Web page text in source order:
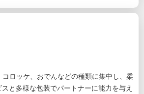
ロッケ、おでんなどの種類に集中し、柔
と多様な包装でパートナーに能力を与え